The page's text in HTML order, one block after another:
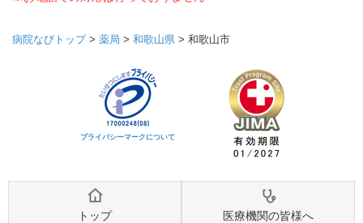
病院なびトップ> 薬局 > 和歌山県 > 和歌山市
プライバシーマークについて
トップ 医療機関の皆様へ